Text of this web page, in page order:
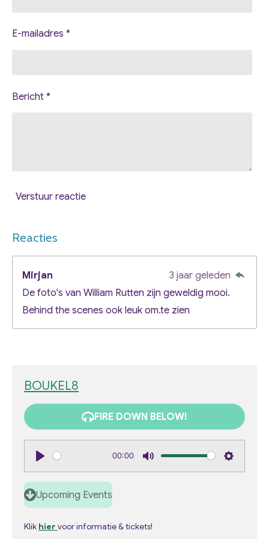
E-mailadres *
Bericht *
Verstuur reactie
Reacties
Mirjan
3 jaar geleden
De foto's van William Rutten zijn geweldig mooi.
Behind the scenes ook leuk om.te zien
BOUKEL8
FIRE DOWN BELOW!
P
l
a
00:00
M
S
Upcoming Events
Klik hier voor informatie & tickets!